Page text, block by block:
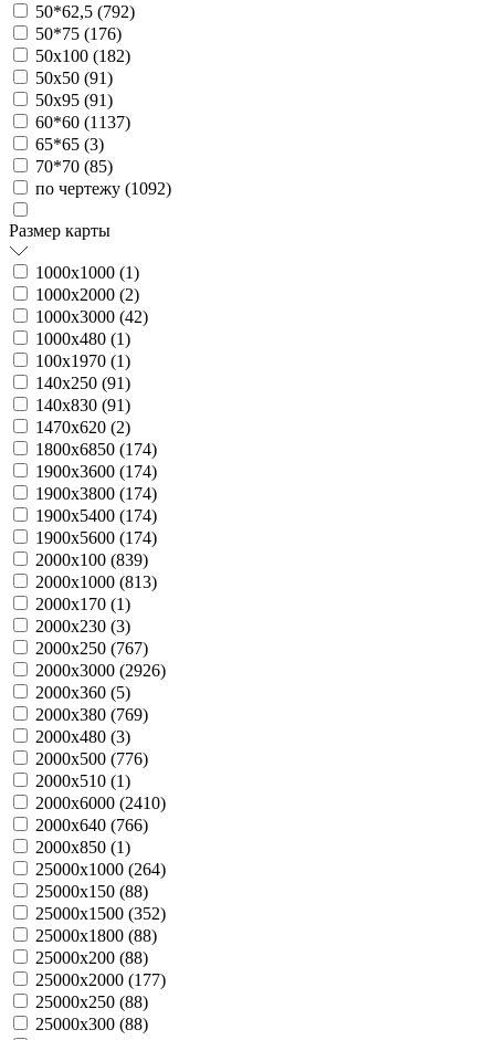
50*62,5 (792)
50*75 (176)
50х100 (182)
50х50 (91)
50х95 (91)
60*60 (1137)
65*65 (3)
70*70 (85)
по чертежу (1092)
Размер карты
1000х1000 (1)
1000х2000 (2)
1000х3000 (42)
1000х480 (1)
100х1970 (1)
140х250 (91)
140х830 (91)
1470х620 (2)
1800х6850 (174)
1900х3600 (174)
1900х3800 (174)
1900х5400 (174)
1900х5600 (174)
2000х100 (839)
2000х1000 (813)
2000х170 (1)
2000х230 (3)
2000х250 (767)
2000х3000 (2926)
2000х360 (5)
2000х380 (769)
2000х480 (3)
2000х500 (776)
2000х510 (1)
2000х6000 (2410)
2000х640 (766)
2000х850 (1)
25000х1000 (264)
25000х150 (88)
25000х1500 (352)
25000х1800 (88)
25000х200 (88)
25000х2000 (177)
25000х250 (88)
25000х300 (88)